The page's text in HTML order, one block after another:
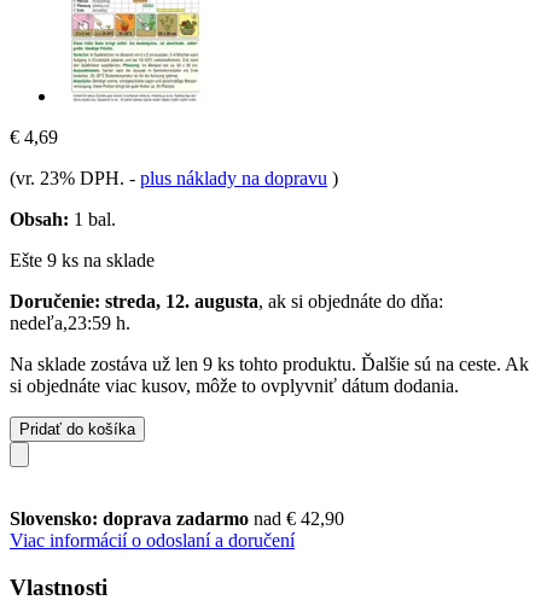
€ 4,69
(vr. 23% DPH. - plus náklady na dopravu )
Obsah: 1 bal.
Ešte 9 ks na sklade
Doručenie: streda, 12. augusta, ak si objednáte do dňa:
nedeľa,23:59 h.
Na sklade zostáva už len 9 ks tohto produktu. Ďalšie sú na ceste. Ak
si objednáte viac kusov, môže to ovplyvniť dátum dodania.
Pridať do košíka
Slovensko: doprava zadarmo nad € 42,90
Viac informácií o odoslaní a doručení
Vlastnosti